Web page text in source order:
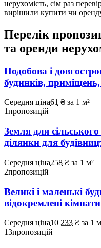
нерухомість, сім раз
вирішили купити чи
Перелік
та оренди
Подобова і
будинків, приміщень,
Середня ціна61 ₴ за 1 м²
1пропозицій
Земля для сільського
ділянки для
Середня ціна258 ₴ за 1 м²
2пропозицій
Великі і маленькі
відокремлені
Середня ціна10 233 ₴ за 1
13пропозицій